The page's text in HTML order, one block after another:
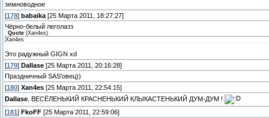
земноводное
[178] babaika [25 Марта 2011, 18:27:27]
Чёрно-белый леголазз
Quote (Xan4es)
Xan4es
Это радужный GIGN xd
[179] Dallase [25 Марта 2011, 20:16:28]
Праздничный SAS'овец))
[180] Xan4es [25 Марта 2011, 22:54:15]
Dallase , ВЕСЁЛЕНЬКИЙ КРАСНЕНЬКИЙ КЛЫКАСТЕНЬКИЙ ДУМ-ДУМ !
[181 ] FkoFF [25 Марта 2011, 22:59:06]